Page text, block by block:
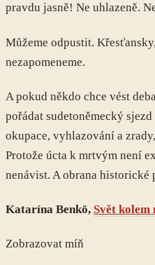
pravdu jasně! Ne uhlazeně.
Můžeme odpustit.
nezapomeneme.
A pokud někdo chce vést
pořádat sudetoněmecký
okupace, vyhlazování a
Protože úcta k mrtvým není
nenávist. A obrana historické
Katarína Benkö, Svět kolem
Zobrazovat míň